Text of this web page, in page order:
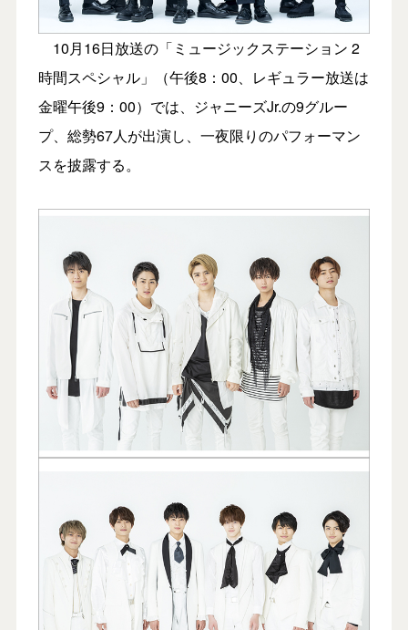
10月16日放送の「ミュージックステーション 2
時間スペシャル」（午後8：00、レギュラー放送は
金曜午後9：00）では、ジャニーズJr.の9グルー
プ、総勢67人が出演し、一夜限りのパフォーマン
スを披露する。